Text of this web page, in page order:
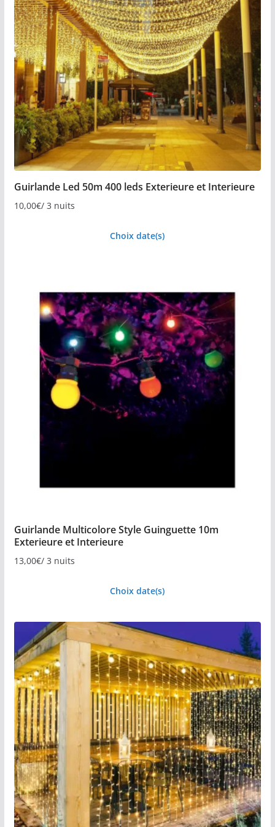
Guirlande Led 50m 400 leds Exterieure et Interieure
10,00€/ 3 nuits
Choix date(s)
Guirlande Multicolore Style Guinguette 10m
Exterieure et Interieure
13,00€/ 3 nuits
Choix date(s)